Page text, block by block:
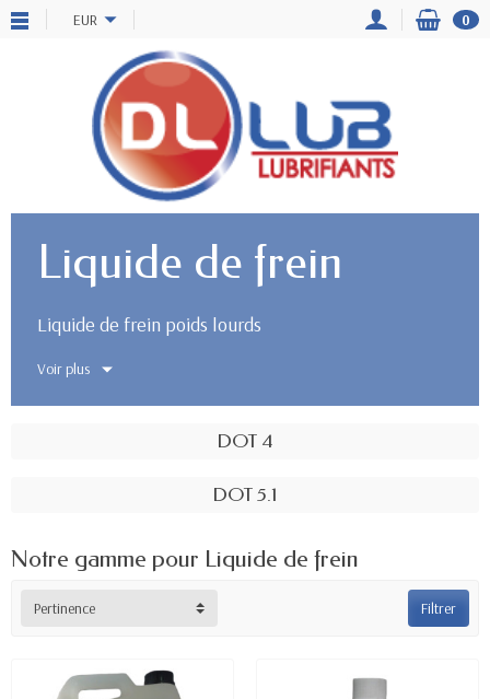
EUR 0
Liquide de frein
Liquide de frein poids lourds
Voir plus
DOT 4
DOT 5.1
Notre gamme pour Liquide de frein
Filtrer
Pertinence